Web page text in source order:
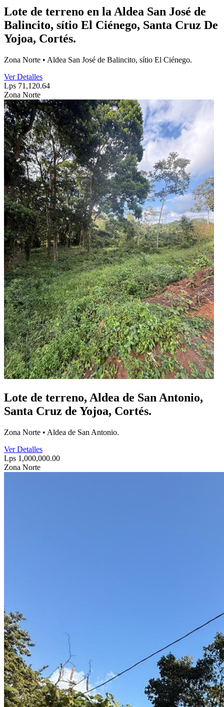
Lote de terreno en la Aldea San José de
Balincito, sítio El Ciénego, Santa Cruz De
Yojoa, Cortés.
Zona Norte • Aldea San José de Balincito, sítio El Ciénego.
Ver Detalles
Lps 71,120.64
Zona Norte
Lote de terreno, Aldea de San Antonio,
Santa Cruz de Yojoa, Cortés.
Zona Norte • Aldea de San Antonio.
Ver Detalles
Lps 1,000,000.00
Zona Norte